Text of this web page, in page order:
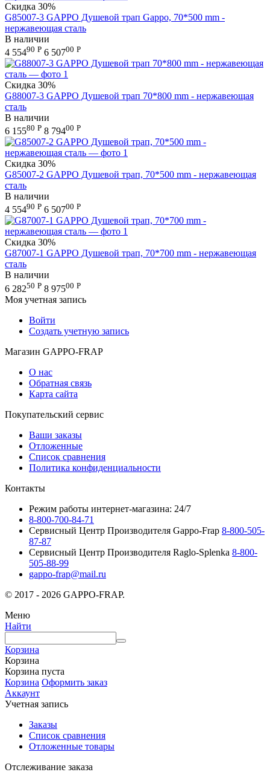
Скидка 30%
G85007-3 GAPPO Душевой трап Gappo, 70*500 mm -
нержавеющая сталь
В наличии
4 55490 Р 6 50700 Р
Скидка 30%
G88007-3 GAPPO Душевой трап 70*800 mm - нержавеющая
сталь
В наличии
6 15580 Р 8 79400 Р
Скидка 30%
G85007-2 GAPPO Душевой трап, 70*500 mm - нержавеющая
сталь
В наличии
4 55490 Р 6 50700 Р
Скидка 30%
G87007-1 GAPPO Душевой трап, 70*700 mm - нержавеющая
сталь
В наличии
6 28250 Р 8 97500 Р
Моя учетная запись
Войти
Создать учетную запись
Магазин GAPPO-FRAP
О нас
Обратная связь
Карта сайта
Покупательский сервис
Ваши заказы
Отложенные
Список сравнения
Политика конфиденциальности
Контакты
Режим работы интернет-магазина: 24/7
8-800-700-84-71
Сервисный Центр Производителя Gappo-Frap 8-800-505-
87-87
Сервисный Центр Производителя Raglo-Splenka 8-800-
505-88-99
gappo-frap@mail.ru
© 2017 - 2026 GAPPO-FRAP.
Меню
Найти
Корзина
Корзина
Корзина пуста
Корзина Оформить заказ
Аккаунт
Учетная запись
Заказы
Список сравнения
Отложенные товары
Отслеживание заказа